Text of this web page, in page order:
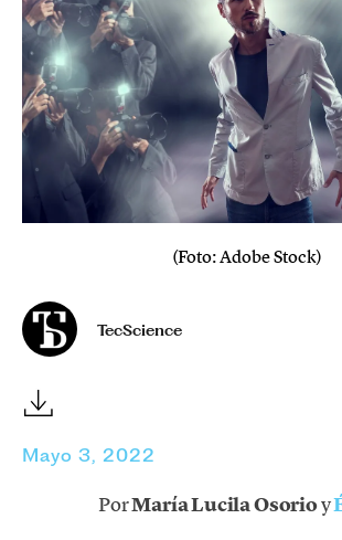
(Foto: Adobe Stock)
TecScience
Mayo 3, 2022
PorMaría Lucila Osorioy